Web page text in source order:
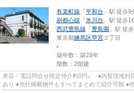
有楽町線 「 平和台 」駅 徒歩9
副都心線 「 氷川台 」駅 徒歩
西武豊島線 「 豊島園 」駅 徒
東京都練馬区早宮 ２丁目
-
築年数：築28年
階数：2階建
来店・電話問合せ限定仲介料0円♪ ●内覧現地対
あり ●他社掲載物件もすべてまとめて紹介可能 ●